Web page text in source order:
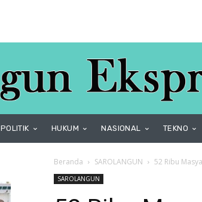
POLITIK HUKUM NASIONAL TEKNO
Beranda SAROLANGUN 52 Ribu
SAROLANGUN